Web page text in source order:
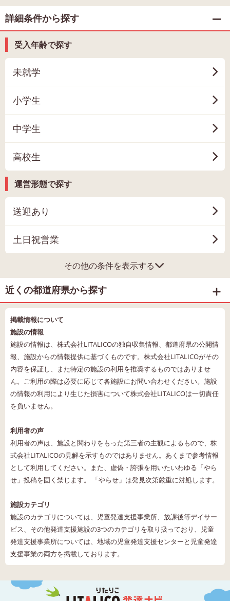
詳細条件から探す
受入年齢で探す
未就学
小学生
中学生
高校生
運営形態で探す
送迎あり
土日祝営業
その他の条件を表示する
近くの都道府県から探す
掲載情報について
施設の情報
施設の情報は、株式会社LITALICOの独自収集情報、都道府県の公開情
報、施設からの情報提供に基づくものです。株式会社LITALICOがその
内容を保証し、また特定の施設の利用を推奨するものではありませ
ん。ご利用の際は必要に応じて各施設にお問い合わせください。施設
の情報の利用により生じた損害について株式会社LITALICOは一切責任
を負いません。
利用者の声
利用者の声は、施設と関わりをもった第三者の主観によるもので、株
式会社LITALICOの見解を示すものではありません。あくまで参考情報
として利用してください。また、虚偽・誇張を用いたいわゆる「やら
せ」投稿を固く禁じます。 「やらせ」は発見次第厳重に対処します。
施設カテゴリ
施設のカテゴリについては、児童発達支援事業所、放課後等デイサー
ビス、その他発達支援施設の3つのカテゴリを取り扱っており、児童
発達支援事業所については、地域の児童発達支援センターと児童発達
支援事業の両方を掲載しております。